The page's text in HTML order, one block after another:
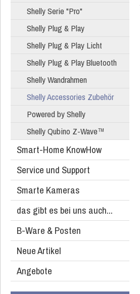
Shelly Serie "Pro"
Shelly Plug & Play
Shelly Plug & Play Licht
Shelly Plug & Play Bluetooth
Shelly Wandrahmen
Shelly Accessories Zubehör
Powered by Shelly
Shelly Qubino Z-Wave™
Smart-Home KnowHow
Service und Support
Smarte Kameras
das gibt es bei uns auch...
B-Ware & Posten
Neue Artikel
Angebote